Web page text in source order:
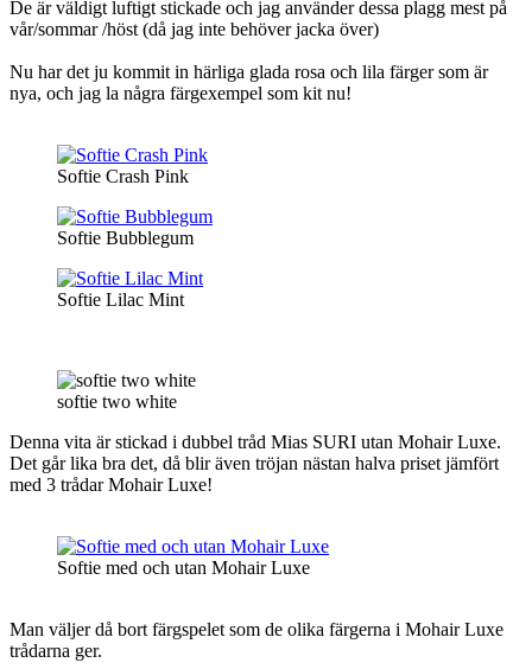
De är väldigt luftigt stickade och jag använder dessa plagg mest på
vår/sommar /höst (då jag inte behöver jacka över)
Nu har det ju kommit in härliga glada rosa och lila färger som är
nya, och jag la några färgexempel som kit nu!
Softie Crash Pink
Softie Bubblegum
Softie Lilac Mint
softie two white
Denna vita är stickad i dubbel tråd Mias SURI utan Mohair Luxe.
Det går lika bra det, då blir även tröjan nästan halva priset jämfört
med 3 trådar Mohair Luxe!
Softie med och utan Mohair Luxe
Man väljer då bort färgspelet som de olika färgerna i Mohair Luxe
trådarna ger.